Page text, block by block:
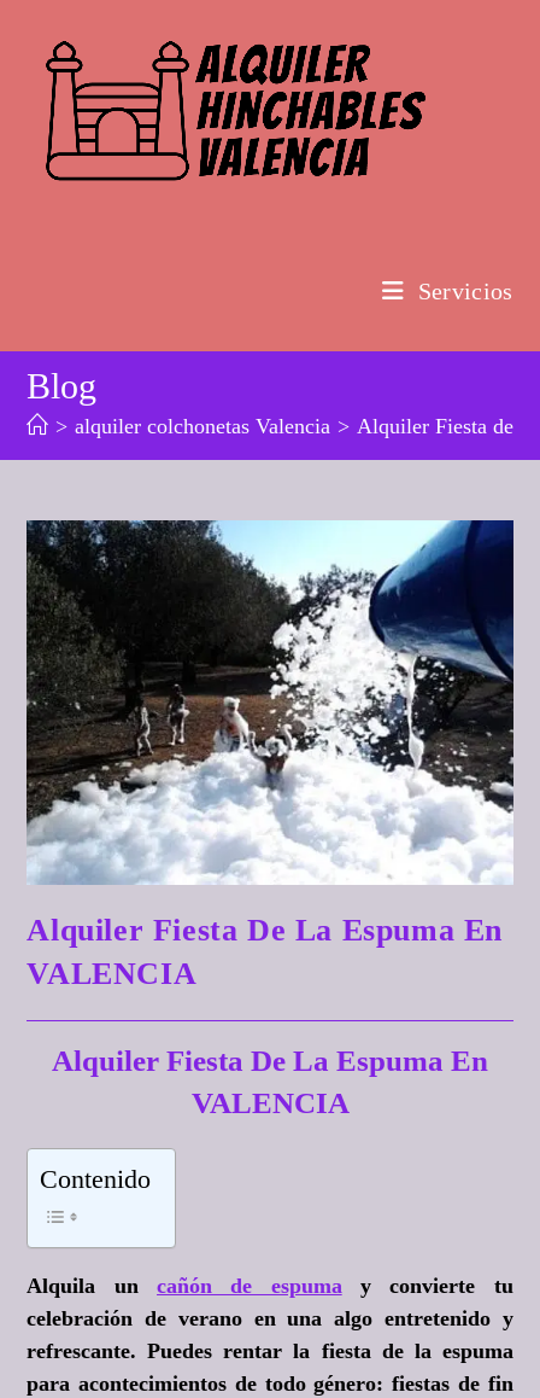
contenido
Servicios
Blog
> alquiler colchonetas Valencia > Alquiler Fiesta de
Alquiler Fiesta De La Espuma En
VALENCIA
Alquiler Fiesta De La Espuma En
VALENCIA
Contenido
Alquila uncañón de espumay convierte tu
celebración de verano en una algo entretenido y
refrescante. Puedes rentar la fiesta de la espuma
para acontecimientos de todo género: fiestas de fin